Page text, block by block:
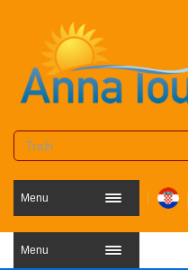
Menu
Menu